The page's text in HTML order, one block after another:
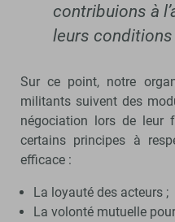
contribuions à
leurs
Sur ce point, notre
militants suivent des
négociation lors de leur
certains principes à
efficace :
La loyauté des acteurs ;
La volonté mutuelle